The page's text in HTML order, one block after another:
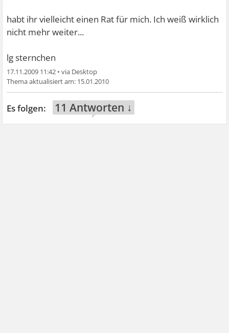
habt ihr vielleicht einen Rat für mich. Ich weiß wirklich
nicht mehr weiter...
lg sternchen
17.11.2009 11:42 •
15.01.2010
11 Antworten ↓